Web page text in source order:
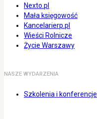
Nexto.pl
Mała księgowość
Kancelarierp.pl
Wieści Rolnicze
Życie Warszawy
NASZE WYDARZENIA
Szkolenia i konferencje